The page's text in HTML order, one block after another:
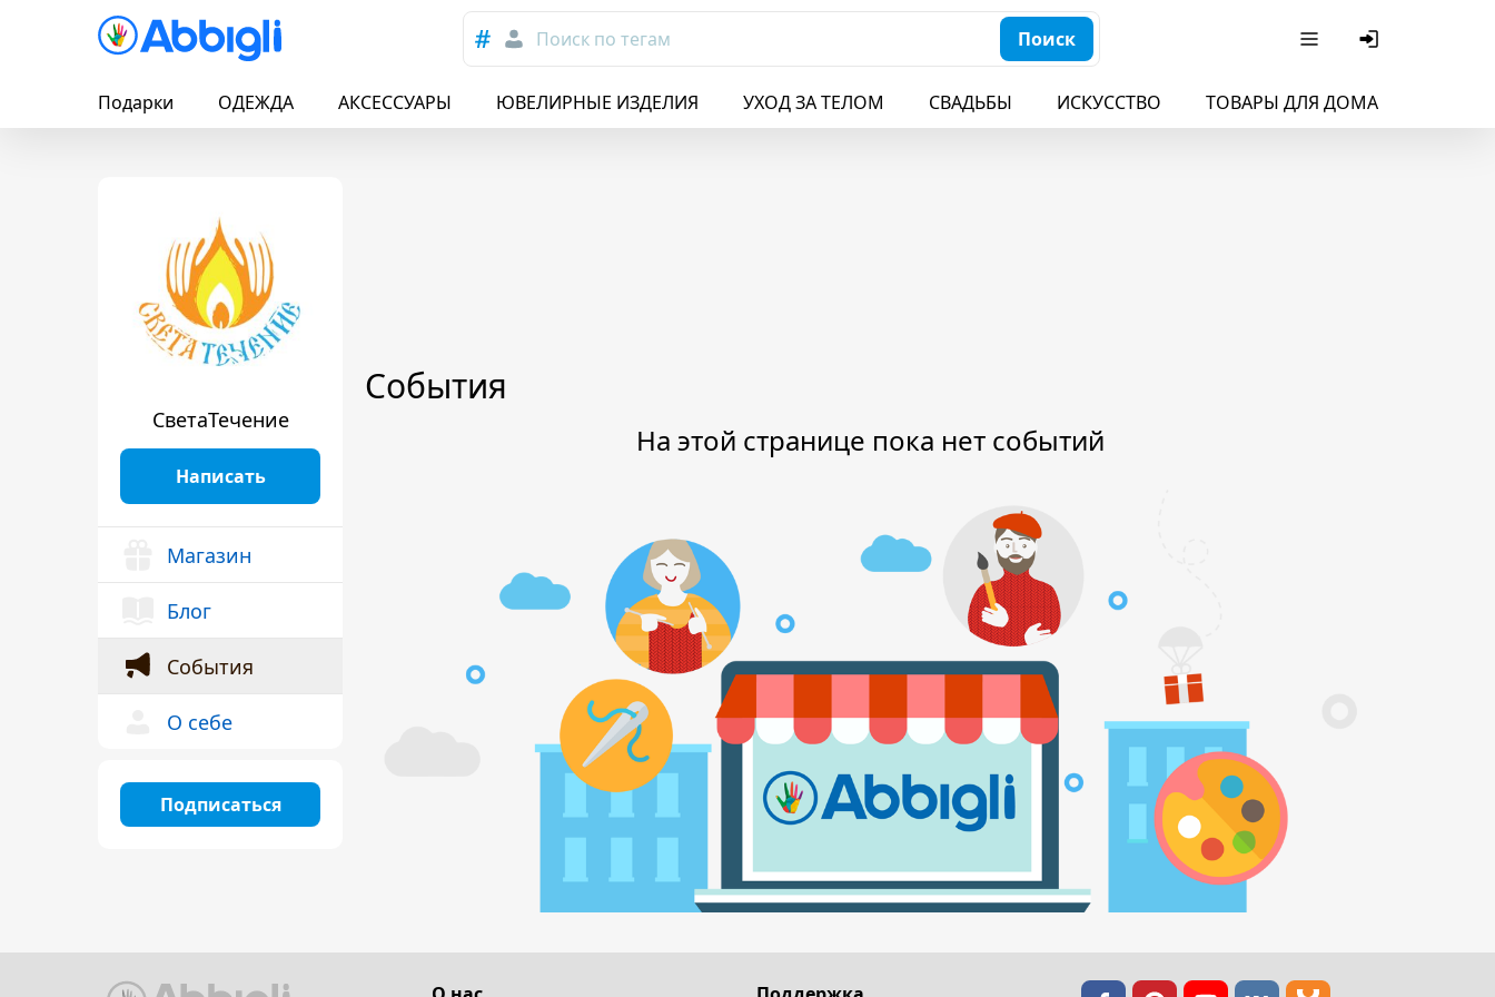
Поиск по тегам Поиск
Подарки ОДЕЖДА АКСЕССУАРЫ ЮВЕЛИРНЫЕ ИЗДЕЛИЯ УХОД ЗА ТЕЛОМ СВАДЬБЫ ИСКУССТВО ТОВАРЫ ДЛЯ ДОМА
СветаТечение
Написать
Магазин
Блог
События
О себе
Подписаться
События
На этой странице пока нет событий